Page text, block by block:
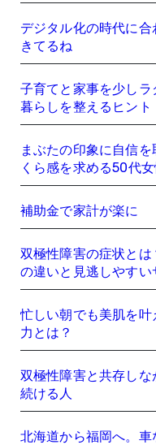
デジタル化の時代に
きてるね
子育てと家事を少し
暮らしを整えるヒント
まぶたの印象に自信
くら感を求める50代
補助金で家計が楽に
双極性障害の症状と
の違いと見逃しやす
忙しい朝でも美肌を
力とは？
双極性障害と共存しな
続ける人
北海道から福岡へ。